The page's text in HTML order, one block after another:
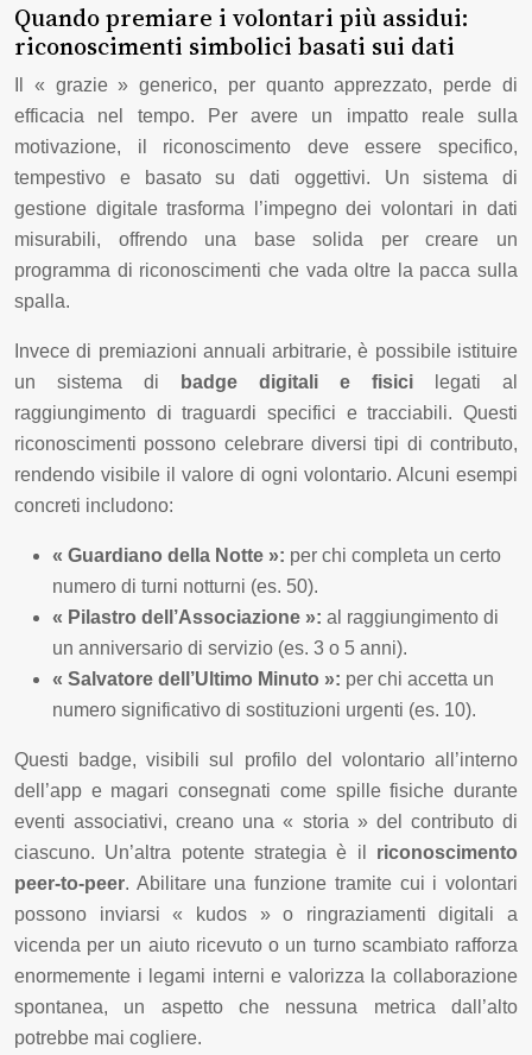
Quando premiare i volontari più assidui:
riconoscimenti simbolici basati sui dati
Il « grazie » generico, per quanto apprezzato, perde di
efficacia nel tempo. Per avere un impatto reale sulla
motivazione, il riconoscimento deve essere specifico,
tempestivo e basato su dati oggettivi. Un sistema di
gestione digitale trasforma l’impegno dei volontari in dati
misurabili, offrendo una base solida per creare un
programma di riconoscimenti che vada oltre la pacca sulla
spalla.
Invece di premiazioni annuali arbitrarie, è possibile istituire
un sistema di
badge digitali e fisici legati al
raggiungimento di traguardi specifici e tracciabili. Questi
riconoscimenti possono celebrare diversi tipi di contributo,
rendendo visibile il valore di ogni volontario. Alcuni esempi
concreti includono:
« Guardiano della Notte »: per chi completa un certo
numero di turni notturni (es. 50).
« Pilastro dell’Associazione »: al raggiungimento di
un anniversario di servizio (es. 3 o 5 anni).
« Salvatore dell’Ultimo Minuto »: per chi accetta un
numero significativo di sostituzioni urgenti (es. 10).
Questi badge, visibili sul profilo del volontario all’interno
dell’app e magari consegnati come spille fisiche durante
eventi associativi, creano una « storia » del contributo di
ciascuno. Un’altra potente strategia è il riconoscimento
peer-to-peer. Abilitare una funzione tramite cui i volontari
possono inviarsi « kudos » o ringraziamenti digitali a
vicenda per un aiuto ricevuto o un turno scambiato rafforza
enormemente i legami interni e valorizza la collaborazione
spontanea, un aspetto che nessuna metrica dall’alto
potrebbe mai cogliere.